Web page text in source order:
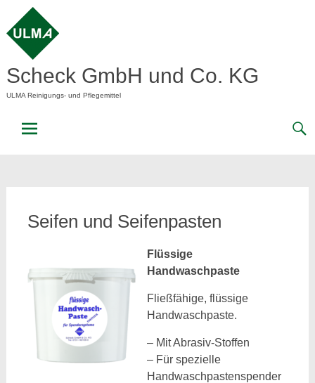
content
Scheck GmbH und Co. KG
ULMA Reinigungs- und Pflegemittel
Seifen und Seifenpasten
Flüssige
Handwaschpaste
Fließfähige, flüssige
Handwaschpaste.
– Mit Abrasiv-Stoffen
– Für spezielle
Handwaschpastenspender